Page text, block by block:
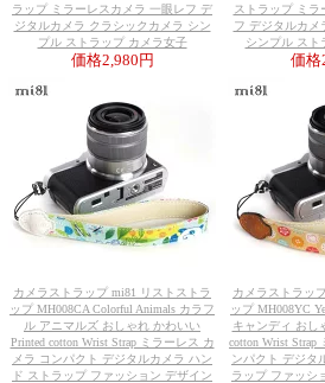
ラップ ミラーレスカメラ 一眼レフ デ
ジタルカメラ クラシックカメラ シン
プル ストラップ カメラ女子
価格2,980円
ストラップ ミラ
フ デジタルカメ
シンプル スト
価格
カメラストラップ mi81 リストストラ
ップ MH008CA Colorful Animals カラフ
ル アニマルズ おしゃれ かわいい
Printed cotton Wrist Strap ミラーレス カ
メラ コンパクト デジタルカメラ ハン
ド ストラップ ファッション デザイン
カメラストラッ
ップ MH008YC
キャンディ おし
cotton Wrist Strap
ンパクト デジタ
ラップ ファッシ